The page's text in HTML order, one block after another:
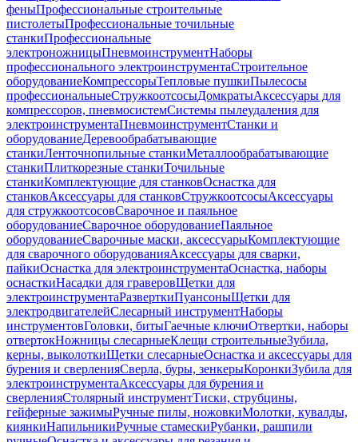
феныПрофессиональные строительные
пистолетыПрофессиональные точильные
станкиПрофессиональные
электроножницыПневмоинструментНаборы
профессионального электроинструментаСтроительное
оборудованиеКомпрессорыТепловые пушкиПылесосы
профессиональныеСтружкоотсосыДомкратыАксессуары для
компрессоров, пневмосистемСистемы пылеудаления для
электроинструментаПневмоинструментСтанки и
оборудованиеДеревообрабатывающие
станкиЛенточнопильные станкиМеталлообрабатывающие
станкиПлиткорезные станкиТочильные
станкиКомплектующие для станковОснастка для
станковАксессуары для станковСтружкоотсосыАксессуары
для стружкоотсосовСварочное и паяльное
оборудованиеСварочное оборудованиеПаяльное
оборудованиеСварочные маски, аксессуарыКомплектующие
для сварочного оборудованияАксессуары для сварки,
пайкиОснастка для электроинструментаОснастка, наборы
оснасткиНасадки для граверовЩетки для
электроинструментаРазверткиПуансоныЩетки для
электродвигателейСлесарный инструментНаборы
инструментовГоловки, битыГаечные ключиОтвертки, наборы
отвертокНожницы слесарныеКлещи строительныеЗубила,
керны, выколоткиЩетки слесарныеОснастка и аксессуары для
бурения и сверленияСверла, буры, зенкерыКоронкиЗубила для
электроинструментаАксессуары для бурения и
сверленияСтолярный инструментТиски, струбцины,
гейферные зажимыРучные пилы, ножовкиМолотки, кувалды,
киянкиНапильникиРучные стамескиРубанки, рашпили